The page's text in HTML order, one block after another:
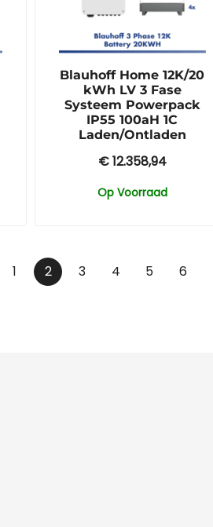
Blauhoff Home 12K/20
kWh LV 3 Fase
Systeem Powerpack
IP55 100aH 1C
Laden/Ontladen
€12.358,94
Op Voorraad
1 2 3 4 5 6